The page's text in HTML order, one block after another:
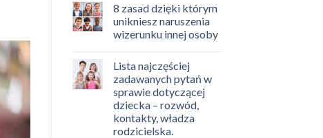
8 zasad dzięki którym
unikniesz naruszenia
wizerunku innej osoby
Lista najczęściej
zadawanych pytań w
sprawie dotyczącej
dziecka – rozwód,
kontakty, władza
rodzicielska.